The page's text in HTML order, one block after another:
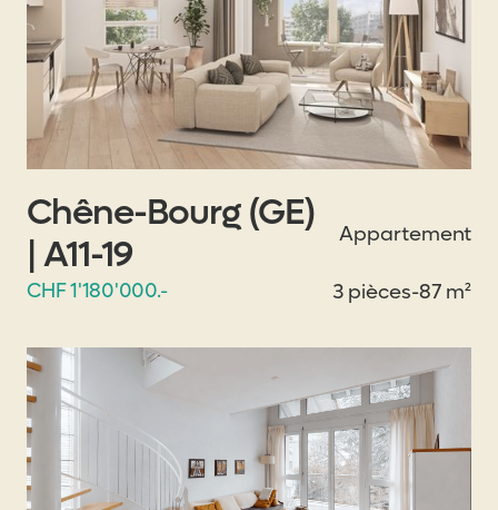
Chêne-Bourg (GE)
| A11-19
Appartement
CHF 1'180'000.- 3 pièces-87 m²